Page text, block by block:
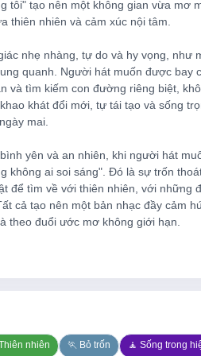
je veux
la terre, effleurer les pierres
l'air
moment, rêver sans frontières
n'éclaire
ici et maintenant
tôi" tạo nên một không gian vừa mơ
thiên nhiên và cảm xúc nội tâm.
nhẹ nhàng, tự do và hy vọng, như
quanh. Người hát muốn được bay
và tìm kiếm con đường riêng biệt,
khát đổi mới, tự tái tạo và sống
mai.
yên và an nhiên, khi người hát
không ai soi sáng". Đó là sự trốn
để tìm về với thiên nhiên, với những
cả tạo nên một bản nhạc đầy cảm
theo đuổi ước mơ không giới hạn.
nhiên 🏃 Bỏ trốn
🧘 Sống trong